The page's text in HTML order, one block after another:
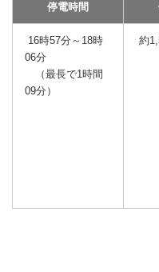
停電時間
16時57分～18時
06分
（最長で1時間
09分）
約